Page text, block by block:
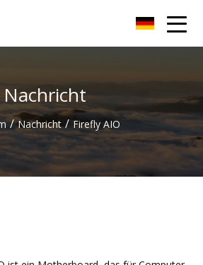
Nachricht
/ Nachricht / Firefly AIO